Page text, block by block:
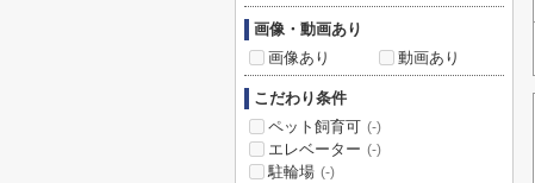
画像・動画あり
画像あり
動画あり
こだわり条件
ペット飼育可 (-)
エレベーター (-)
駐輪場 (-)